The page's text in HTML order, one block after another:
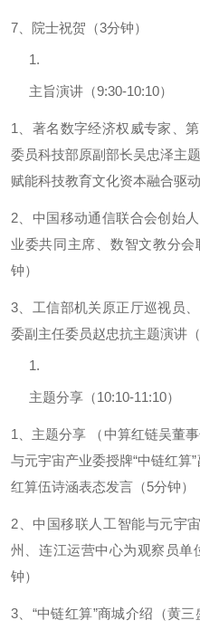
7、院士祝贺（3分钟）
主旨演讲（9:30-10:10）
1、著名数字经济权威专家、
委员科技部原副部长吴忠泽主
赋能科技教育文化资本融合驱
2、中国移动通信联合会创始
业委共同主席、数智文教分
钟）
3、工信部机关原正厅巡视员
委副主任委员赵忠抗主题演讲（
主题分享（10:10-11:10）
1、主题分享 （中算红链吴董
与元宇宙产业委授牌“中链红算
红算伍诗涵表态发言（5分钟）
2、中国移联人工智能与元宇
州、连江运营中心为观察员单
钟）
3、“中链红算”商城介绍（黄